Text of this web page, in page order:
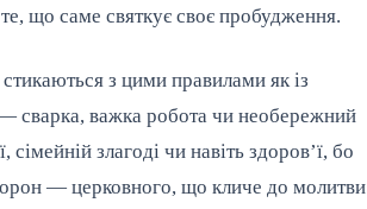
що саме святкує своє пробудження.
стикаються з цими правилами як із
сварка, важка робота чи необережний
злагоді чи навіть здоров’ї, бо
— церковного, що кличе до молитви